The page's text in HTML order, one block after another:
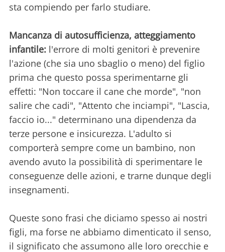
sta compiendo per farlo studiare.
Mancanza di autosufficienza, atteggiamento
infantile: l'errore di molti genitori è prevenire
l'azione (che sia uno sbaglio o meno) del figlio
prima che questo possa sperimentarne gli
effetti: "Non toccare il cane che morde", "non
salire che cadi", "Attento che inciampi", "Lascia,
faccio io..." determinano una dipendenza da
terze persone e insicurezza. L'adulto si
comporterà sempre come un bambino, non
avendo avuto la possibilità di sperimentare le
conseguenze delle azioni, e trarne dunque degli
insegnamenti.
Queste sono frasi che diciamo spesso ai nostri
figli, ma forse ne abbiamo dimenticato il senso,
il significato che assumono alle loro orecchie e